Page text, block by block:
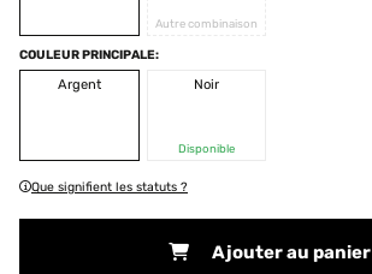
Autre combinaison
COULEUR PRINCIPALE:
Argent
Noir
Disponible
Que signifient les statuts ?
Ajouter au panier